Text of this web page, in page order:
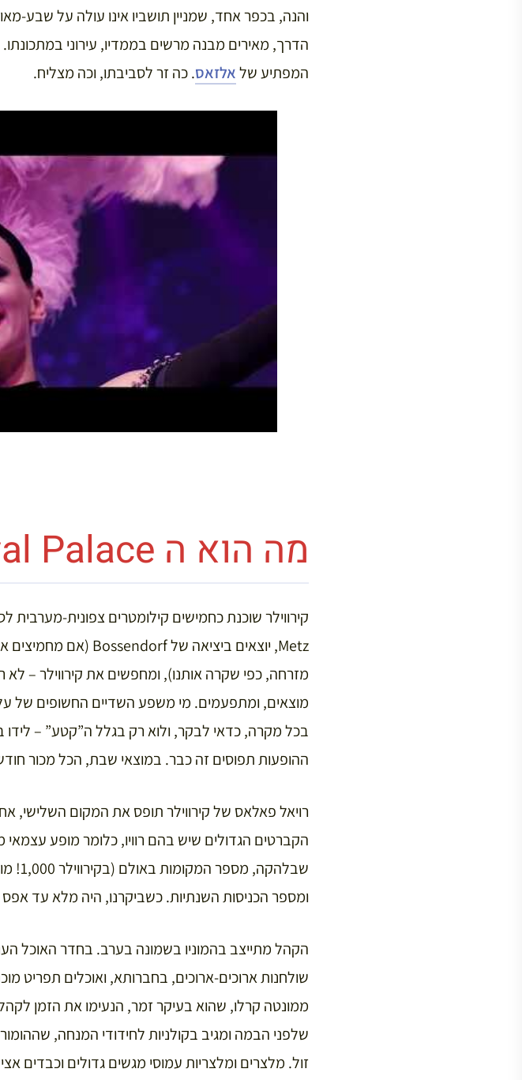
המפתיע שלאלזאס. כה זר לסביבתו, וכה מצליח.
מה הוא ה Royal Palace?
מזרחה, כפי שקרה אותנו), ומחפשים את קירווילר – לא
מוצאים, ומתפעמים. מי משפע השדיים החשופים של
בכל מקרה, כדאי לבקר, ולוא רק בגלל ה”קטע” – לידו
ההופעות תפוסים זה כבר. במוצאי שבת, הכל מכור
רויאל פאלאס של קירווילר תופס את המקום השלישי,
הקברטים הגדולים שיש בהם רוויו, כלומר מופע
ומספר הכניסות השנתיות. כשביקרנו, היה מלא עד
הקהל מתייצב בהמוניו בשמונה בערב. בחדר האוכל
שולחנות ארוכים-ארוכים, בחברותא, ואוכלים תפריט
ממונטה קרלו, שהוא בעיקר זמר, הנעימו את הזמן
שלפני הבמה ומגיב בקולניות לחידודי המנחה,
זול. מלצרים ומלצריות עמוסי מגשים גדולים וכבדים